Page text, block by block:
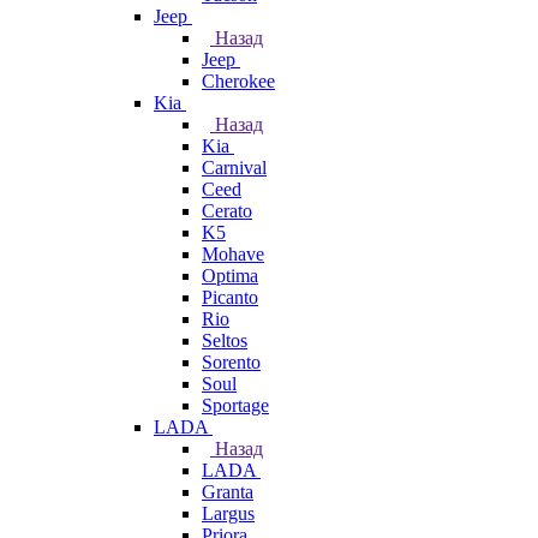
Jeep
Назад
Jeep
Cherokee
Kia
Назад
Kia
Carnival
Ceed
Cerato
K5
Mohave
Optima
Picanto
Rio
Seltos
Sorento
Soul
Sportage
LADA
Назад
LADA
Granta
Largus